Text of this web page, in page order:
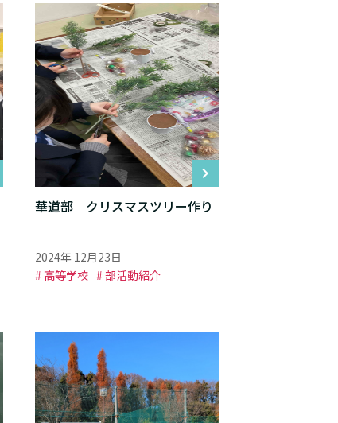
華道部 クリスマスツリー作り
2024年 12月23日
# 高等学校 # 部活動紹介